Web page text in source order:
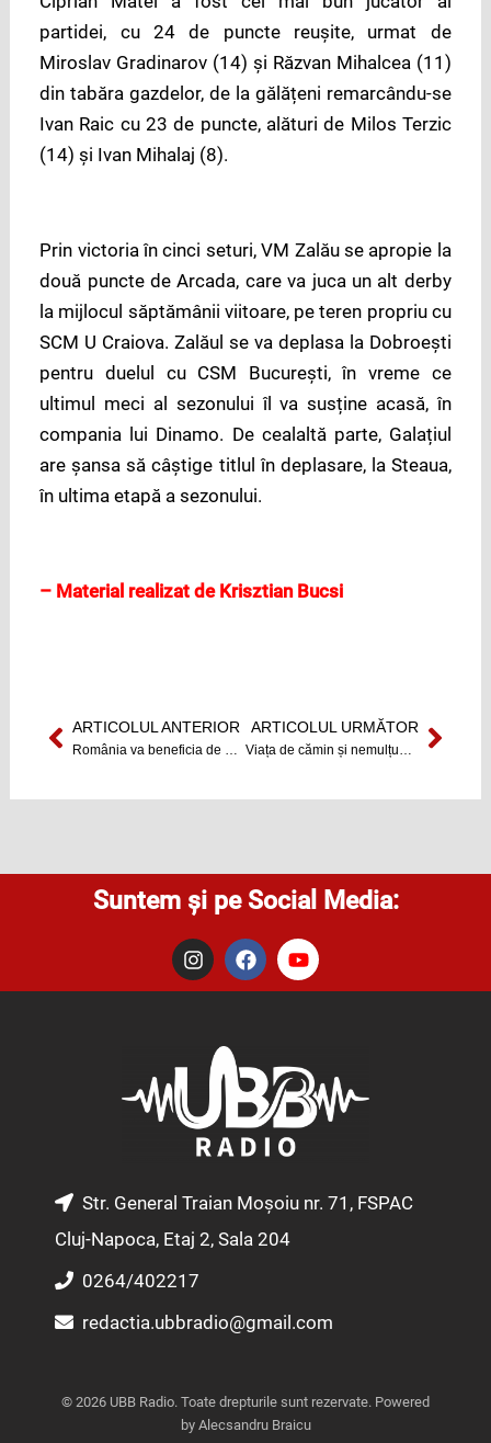
partidei, cu 24 de puncte reușite, urmat de
Miroslav Gradinarov (14) și Răzvan Mihalcea (11)
din tabăra gazdelor, de la gălățeni remarcându-se
Ivan Raic cu 23 de puncte, alături de Milos Terzic
(14) și Ivan Mihalaj (8).
Prin victoria în cinci seturi, VM Zalău se apropie la
două puncte de Arcada, care va juca un alt derby
la mijlocul săptămânii viitoare, pe teren propriu cu
SCM U Craiova. Zalăul se va deplasa la Dobroești
pentru duelul cu CSM București, în vreme ce
ultimul meci al sezonului îl va susține acasă, în
compania lui Dinamo. De cealaltă parte, Galațiul
are șansa să câștige titlul în deplasare, la Steaua,
în ultima etapă a sezonului.
– Material realizat de Krisztian Bucsi
Prev
ARTICOLUL ANTERIOR ARTICOLUL URMĂTORNext
Suntem și pe Social Media:
I
n
s
m
F
a
c
o
k
Y
o
u
e
Str. General Traian Moșoiu nr. 71, FSPAC
Cluj-Napoca, Etaj 2, Sala 204
0264/402217
redactia.ubbradio@gmail.com
© 2026 UBB Radio. Toate drepturile sunt rezervate. Powered
by Alecsandru Braicu